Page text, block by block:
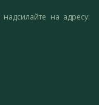
на адресу: